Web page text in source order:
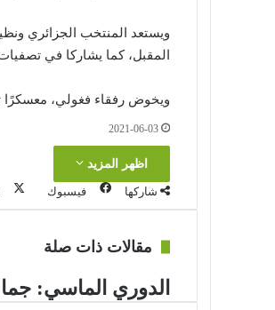
ويستعد المنتخب الجزائري
المقبل، كما يشاركا في
ويخوض رفقاء فغولي، معسكرًا تحضيريًا حتى 15 يونيو/حزيران
2021-06-03
اظهر المزيد
شاركها فيسبوك
مقالات ذات صلة
الدوري الماسي: جمال